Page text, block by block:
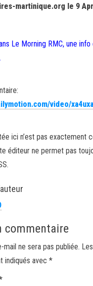
martinique.org le 9
Le Morning RMC, une
video/
ici n’est pas exactement
éditeur ne permet pas
commentaire
ne sera pas publiée.
indiqués avec *